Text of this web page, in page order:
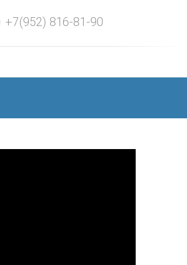
+7(952) 816-81-90